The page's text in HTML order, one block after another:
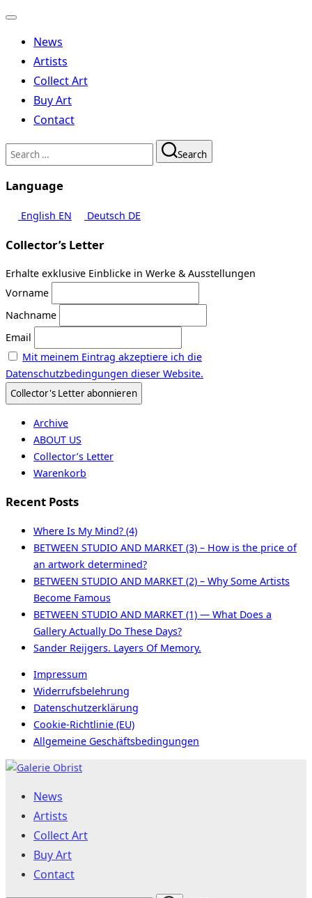
Toggle
navigationNews
Artists
Collect Art
Buy Art
Contact
Search
for:
Search
Language
English EN Deutsch DE
Collector’s Letter
Erhalte exklusive Einblicke in Werke & Ausstellungen
Vorname
Nachname
Email
Mit meinem Eintrag akzeptiere ich die
Datenschutzbedingungen dieser Website.
Archive
ABOUT US
Collector’s Letter
Warenkorb
Recent Posts
Where Is My Mind? (4)
BETWEEN STUDIO AND MARKET (3) – How is the price of
an artwork determined?
BETWEEN STUDIO AND MARKET (2) – Why Some Artists
Become Famous
BETWEEN STUDIO AND MARKET (1) — What Does a
Gallery Actually Do These Days?
Sander Reijgers. Layers Of Memory.
Impressum
Widerrufsbelehrung
Datenschutzerklärung
Cookie-Richtlinie (EU)
Allgemeine Geschäftsbedingungen
Skip
contentNews
Artists
Collect Art
Buy Art
Contact